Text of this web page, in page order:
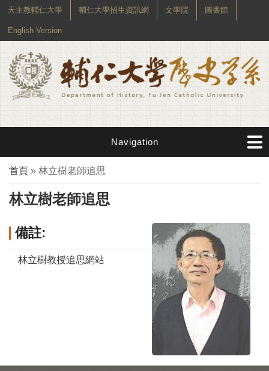
天主教輔仁大學 輔仁大學招生資訊網 文學院 圖書館
English Version
Navigation
您在這裡
首頁 » 林立樹老師追思
林立樹老師追思
備註:
林立樹教授追思網站